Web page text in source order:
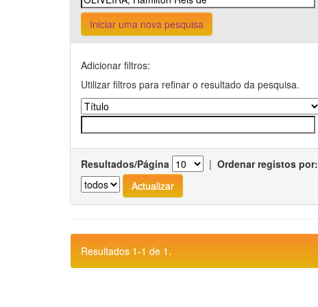
Iniciar uma nova pesquisa
Adicionar filtros:
Utilizar filtros para refinar o resultado da pesquisa.
Resultados/Página | Ordenar registos por:
Resultados 1-1 de 1.